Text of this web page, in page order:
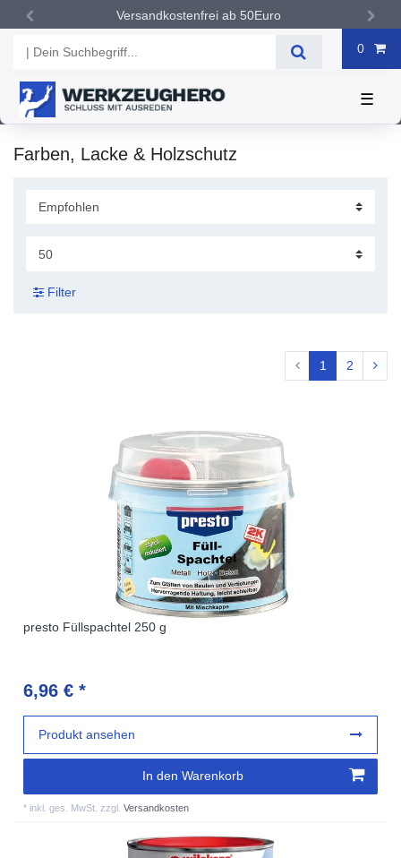
Versandkostenfrei ab 50Euro
0
☰
Farben, Lacke & Holzschutz
Filter
1 2
presto Füllspachtel 250 g
6,96 € *
In den Warenkorb
* inkl. ges. MwSt. zzgl.Versandkosten
Produkt ansehen